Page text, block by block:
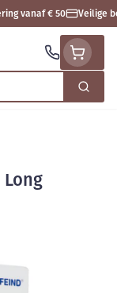
vanaf € 50 Veilige
Zoek